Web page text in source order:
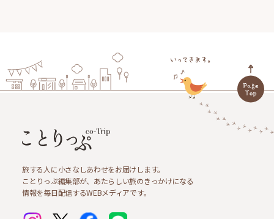
旅する人に小さなしあわせをお届けします。
ことりっぷ編集部が、あたらしい旅のきっかけになる
情報を毎日配信するWEBメディアです。